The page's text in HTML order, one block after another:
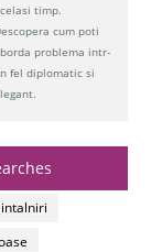
timp.
cum poti
problema intr-
fel diplomatic si
intalniri